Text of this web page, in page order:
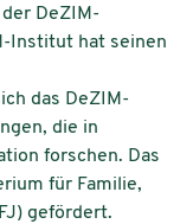
DeZIM-
Institut hat seinen
das DeZIM-
die in
forschen. Das
für Familie,
gefördert.